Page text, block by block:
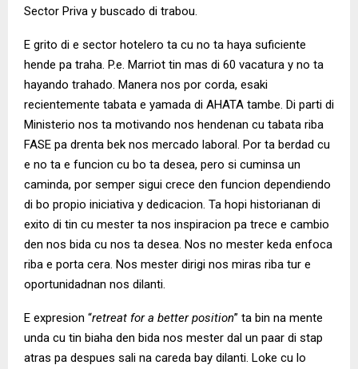
Sector Priva y buscado di trabou.
E grito di e sector hotelero ta cu no ta haya suficiente
hende pa traha. P.e. Marriot tin mas di 60 vacatura y no ta
hayando trahado. Manera nos por corda, esaki
recientemente tabata e yamada di AHATA tambe. Di parti di
Ministerio nos ta motivando nos hendenan cu tabata riba
FASE pa drenta bek nos mercado laboral. Por ta berdad cu
e no ta e funcion cu bo ta desea, pero si cuminsa un
caminda, por semper sigui crece den funcion dependiendo
di bo propio iniciativa y dedicacion. Ta hopi historianan di
exito di tin cu mester ta nos inspiracion pa trece e cambio
den nos bida cu nos ta desea. Nos no mester keda enfoca
riba e porta cera. Nos mester dirigi nos miras riba tur e
oportunidadnan nos dilanti.
E expresion “retreat for a better position” ta bin na mente
unda cu tin biaha den bida nos mester dal un paar di stap
atras pa despues sali na careda bay dilanti. Loke cu lo